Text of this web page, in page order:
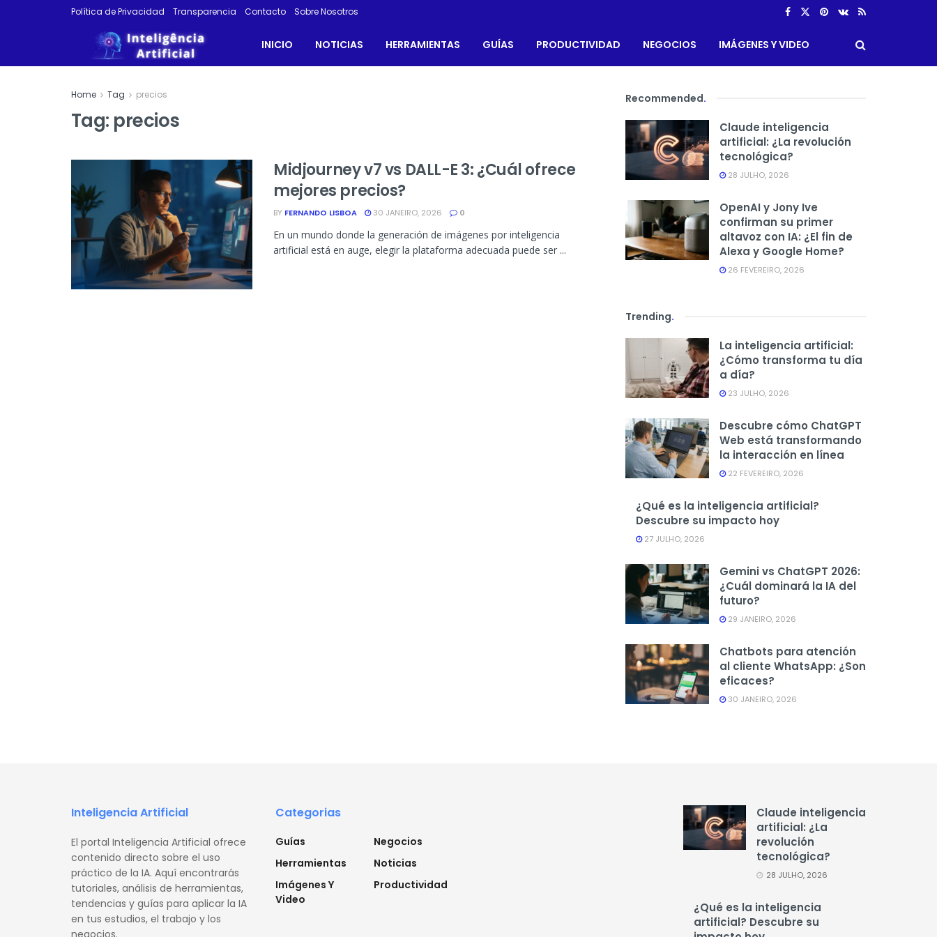
Política de Privacidad Transparencia Contacto Sobre Nosotros
INICIO NOTICIAS HERRAMIENTAS GUÍAS PRODUCTIVIDAD NEGOCIOS IMÁGENES Y VIDEO
Home Tag precios
Tag: precios
Midjourney v7 vs DALL-E 3: ¿Cuál ofrece
mejores precios?
BY FERNANDO LISBOA 30 JANEIRO, 2026 0
En un mundo donde la generación de imágenes por inteligencia
artificial está en auge, elegir la plataforma adecuada puede ser ...
Recommended.
Claude inteligencia
artificial: ¿La revolución
tecnológica?
28 JULHO, 2026
OpenAI y Jony Ive
confirman su primer
altavoz con IA: ¿El fin de
Alexa y Google Home?
26 FEVEREIRO, 2026
Trending.
La inteligencia artificial:
¿Cómo transforma tu día
a día?
23 JULHO, 2026
Descubre cómo ChatGPT
Web está transformando
la interacción en línea
22 FEVEREIRO, 2026
¿Qué es la inteligencia artificial?
Descubre su impacto hoy
27 JULHO, 2026
Gemini vs ChatGPT 2026:
¿Cuál dominará la IA del
futuro?
29 JANEIRO, 2026
Chatbots para atención
al cliente WhatsApp: ¿Son
eficaces?
30 JANEIRO, 2026
Inteligencia Artificial
El portal Inteligencia Artificial ofrece
contenido directo sobre el uso
práctico de la IA. Aquí encontrarás
tutoriales, análisis de herramientas,
tendencias y guías para aplicar la IA
en tus estudios, el trabajo y los
negocios.
Categorias
Guías
Herramientas
Imágenes Y
Video
Negocios
Noticias
Productividad
Claude inteligencia
artificial: ¿La
revolución
tecnológica?
28 JULHO, 2026
¿Qué es la inteligencia
artificial? Descubre su